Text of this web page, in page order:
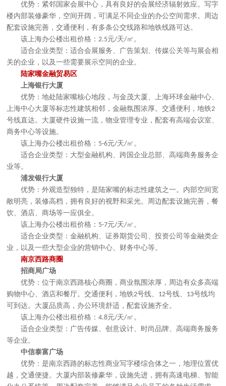
优势：紧邻国家会展中心，具有良好的会展经济辐射效应。写字
楼内部装修豪华，空间开阔，可满足不同企业的办公空间需求。周边
配套设施完善，交通便利，有多条公交线路和地铁线路可达。
该上海办公楼出租价格：2.5元/天/㎡。
适合企业类型：适合会展服务、广告策划、传媒公关等与展会相
关的企业，以及一些需要展示空间的企业。
陆家嘴金融贸易区
上海银行大厦
优势：地处陆家嘴核心地段，与金茂大厦、上海环球金融中心、
上海中心大厦等标志性建筑相邻，金融氛围浓厚。交通便利，地铁2
号线直达。大厦硬件设施一流，物业管理专业，配套有高端会议室、
商务中心等设施。
该上海办公楼出租价格： 5-6元/天/㎡。
适合企业类型：大型金融机构、跨国企业总部、高端商务服务企
业等。
浦发银行大厦
优势：外观造型独特，是陆家嘴的标志性建筑之一。内部空间宽
敞明亮，装修高档，拥有良好的视野和采光。周边配套设施完善，餐
饮、酒店、商场等一应俱全。
该上海办公楼出租价格： 5-7元/天/㎡。
适合企业类型：金融机构、证券期货公司、投资公司等金融类企
业，以及一些大型企业的营销中心、财务中心等。
南京西路商圈
招商局广场
优势：位于南京西路核心商圈，商业氛围浓厚，周边有众多高端
购物中心、酒店和餐厅。交通便利，地铁2号线、 12号线、 13号线均
可到达。大厦品质高，办公环境舒适，配套设施齐全。
该上海办公楼出租价格：4.8元/天/㎡。
适合企业类型：广告传媒、创意设计、时尚品牌、高端商务服务
等企业。
中信泰富广场
优势：是南京西路的标志性商业写字楼综合体之一，地理位置优
越，交通便捷。大厦内部装修豪华，设施先进，拥有高速电梯、智能